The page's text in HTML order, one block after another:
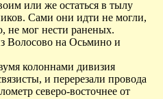
или же остаться в тылу
Сами они идти не могли,
не мог нести раненых.
Волосово на Осьмино и
колоннами дивизия
и перерезали провода
северо-восточнее от